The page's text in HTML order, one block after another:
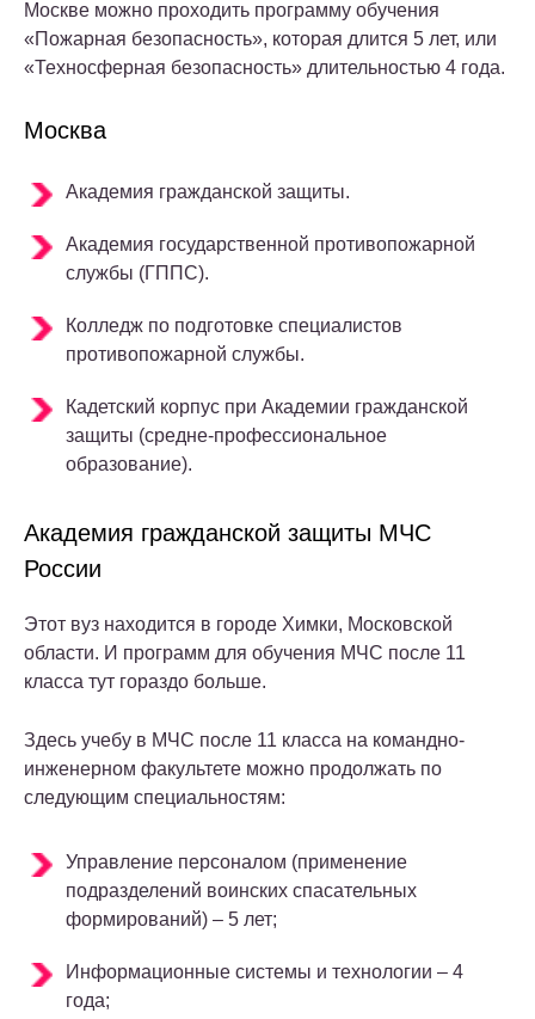
Москве можно проходить программу обучения
«Пожарная безопасность», которая длится 5 лет, или
«Техносферная безопасность» длительностью 4 года.
Москва
Академия гражданской защиты.
Академия государственной противопожарной
службы (ГППС).
Колледж по подготовке специалистов
противопожарной службы.
Кадетский корпус при Академии гражданской
защиты (средне-профессиональное
образование).
Академия гражданской защиты МЧС
России
Этот вуз находится в городе Химки, Московской
области. И программ для обучения МЧС после 11
класса тут гораздо больше.
Здесь учебу в МЧС после 11 класса на командно-
инженерном факультете можно продолжать по
следующим специальностям:
Управление персоналом (применение
подразделений воинских спасательных
формирований) – 5 лет;
Информационные системы и технологии – 4
года;